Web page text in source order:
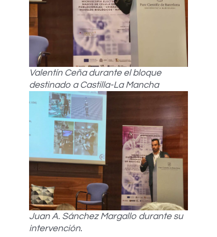
Valentín Ceña durante el bloque
destinado a Castilla-La Mancha
Juan A. Sánchez Margallo durante su
intervención.